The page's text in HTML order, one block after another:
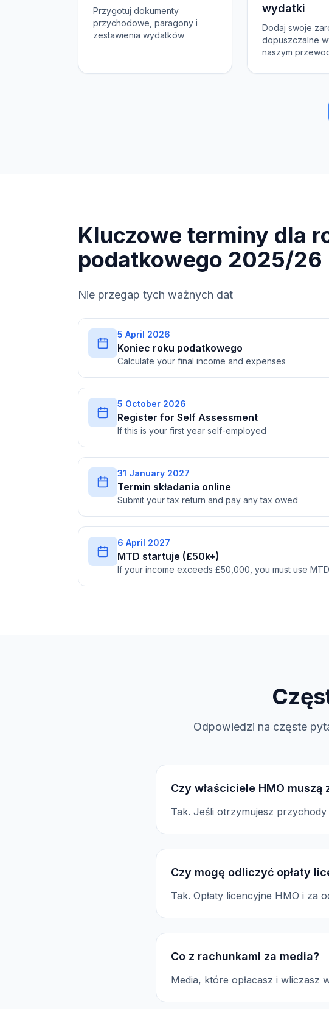
Przygotuj dokumenty
przychodowe, paragony i
zestawienia wydatków
wydatki
Dodaj swoje
dopuszczalne
naszym
Kluczowe terminy dla
podatkowego 2025/26
Nie przegap tych ważnych dat
5 April 2026
Koniec roku podatkowego
Calculate your final income and expenses
5 October 2026
Register for Self Assessment
If this is your first year self-employed
31 January 2027
Termin składania online
Submit your tax return and pay any tax owed
6 April 2027
MTD startuje (£50k+)
If your income exceeds £50,000, you must use
Odpowiedzi na częste
Czy właściciele HMO
Tak. Jeśli otrzymujesz
Czy mogę odliczyć opłaty
Tak. Opłaty licencyjne HMO i za
Co z rachunkami za media?
Media, które opłacasz i wliczasz